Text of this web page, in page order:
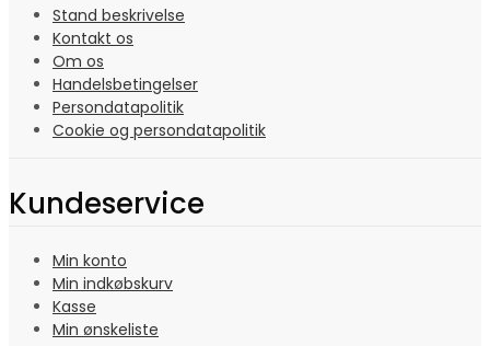
Stand beskrivelse
Kontakt os
Om os
Handelsbetingelser
Persondatapolitik
Cookie og persondatapolitik
Kundeservice
Min konto
Min indkøbskurv
Kasse
Min ønskeliste